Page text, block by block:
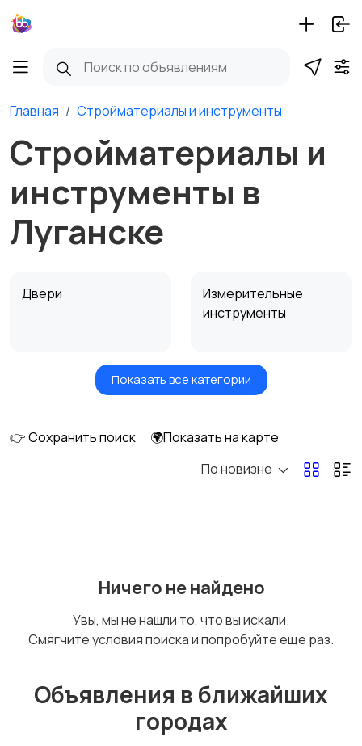
Главная Стройматериалы и инструменты
Стройматериалы и
инструменты в
Луганске
Двери
Измерительные
инструменты
Отопление и
Ручные инструменты
водоснабжение
ы
Показать все категории
👉 Сохранить поиск
🌍Показать на карте
По новизне
Ничего не найдено
Увы, мы не нашли то, что вы искали.
Смягчите условия поиска и попробуйте еще раз.
Объявления в ближайших
городах